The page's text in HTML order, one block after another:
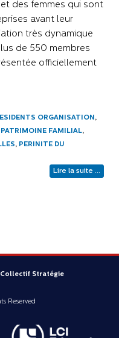
des femmes qui sont
avant leur
très dynamique
de 550 membres
officiellement
ORGANISATION ,
FAMILIAL,
, PERINITE DU
Lire la suite ...
Collectif Stratégie
Reserved